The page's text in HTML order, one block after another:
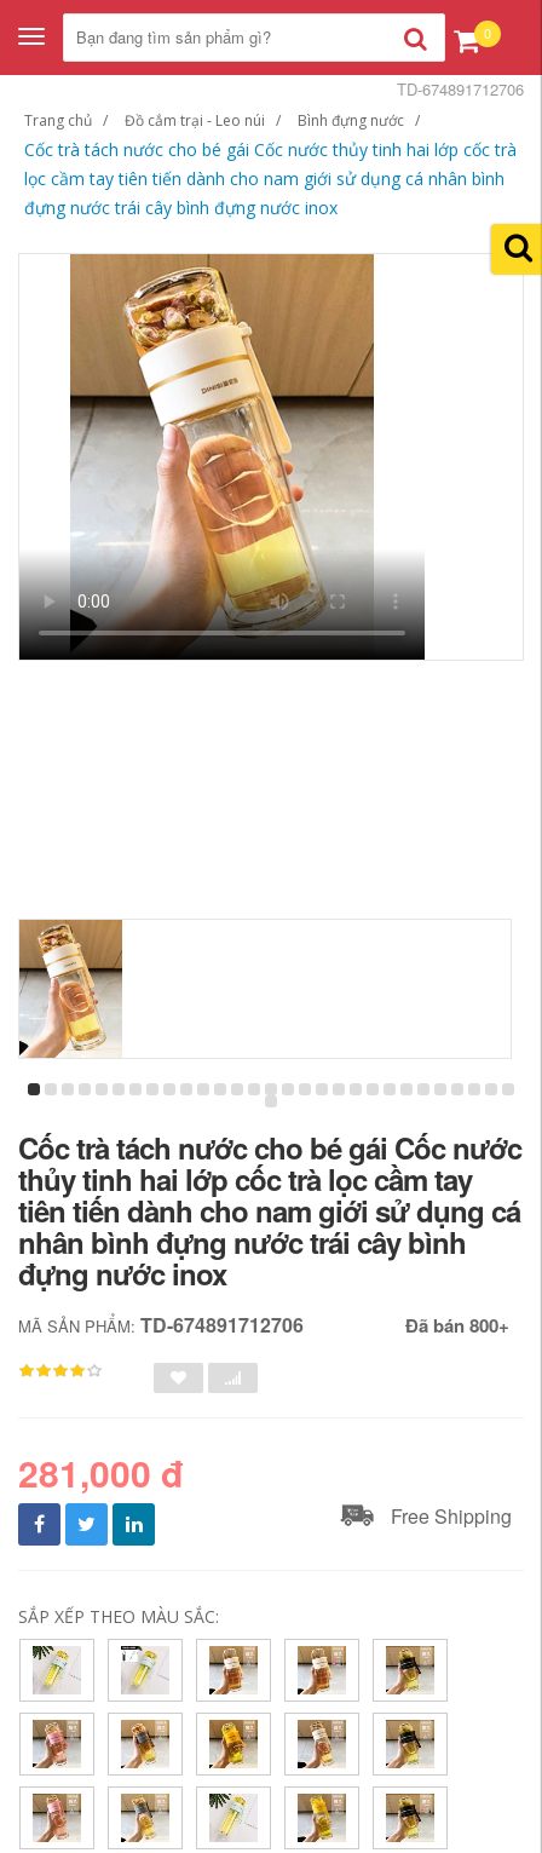
Toggle
navigation
0
Trang chủ Đồ cắm trại - Leo núi Bình đựng nước
Cốc trà tách nước cho bé gái Cốc nước thủy tinh hai lớp cốc trà
lọc cầm tay tiên tiến dành cho nam giới sử dụng cá nhân bình
đựng nước trái cây bình đựng nước inox
TD-674891712706
Cốc trà tách nước cho bé gái Cốc nước
thủy tinh hai lớp cốc trà lọc cầm tay
tiên tiến dành cho nam giới sử dụng cá
nhân bình đựng nước trái cây bình
đựng nước inox
MÃ SẢN PHẨM: TD-674891712706 Đã bán 800+
281,000 đ
Free Shipping
SẮP XẾP THEO MÀU SẮC: